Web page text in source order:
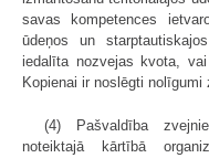
savas kompetences
ūdeņos un
iedalīta nozvejas kvota,
Kopienai ir noslēgti
(4) Pašvaldība
noteiktajā kārtībā